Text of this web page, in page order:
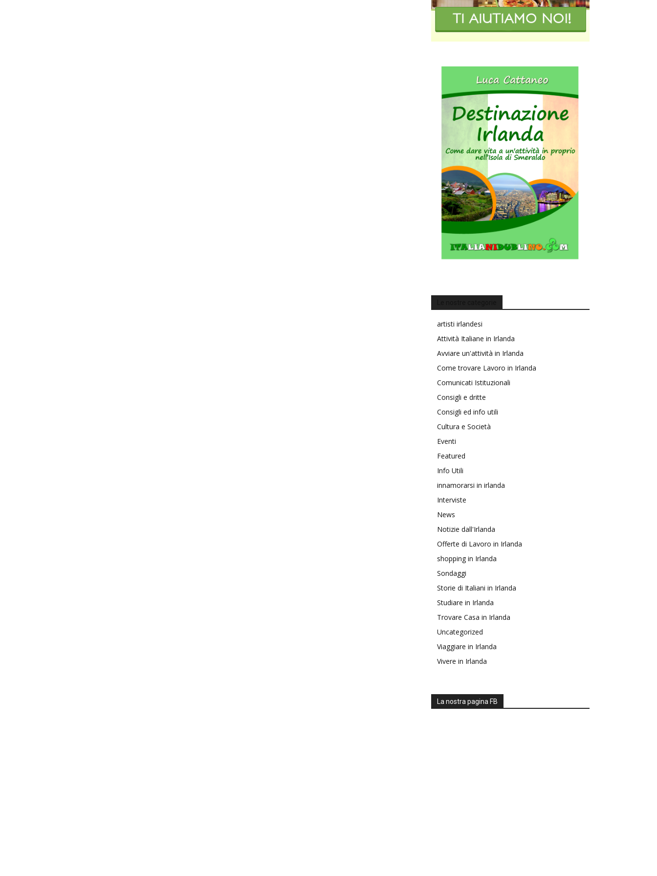
artisti irlandesi
Attività Italiane in Irlanda
Avviare un'attività in Irlanda
Come trovare Lavoro in Irlanda
Comunicati Istituzionali
Consigli e dritte
Consigli ed info utili
Cultura e Società
Eventi
Featured
Info Utili
innamorarsi in irlanda
Interviste
News
Notizie dall'Irlanda
Offerte di Lavoro in Irlanda
shopping in Irlanda
Sondaggi
Storie di Italiani in Irlanda
Studiare in Irlanda
Trovare Casa in Irlanda
Uncategorized
Viaggiare in Irlanda
Vivere in Irlanda
La nostra pagina FB